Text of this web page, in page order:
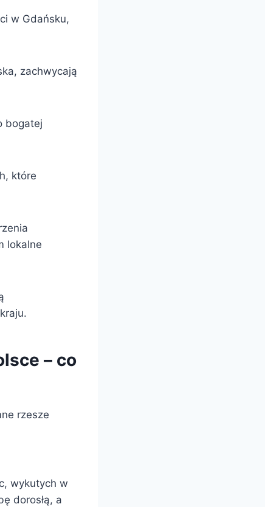
w Gdańsku,
zachwycają
bogatej
które
lokalne
– co
rzesze
wykutych w
dorosłą, a